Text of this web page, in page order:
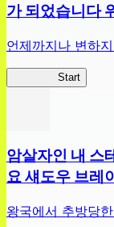
가 되었습니다
언제까지나 변하
Start
암살자인 내 스
요 섀도우 브레
왕국에서 추방당